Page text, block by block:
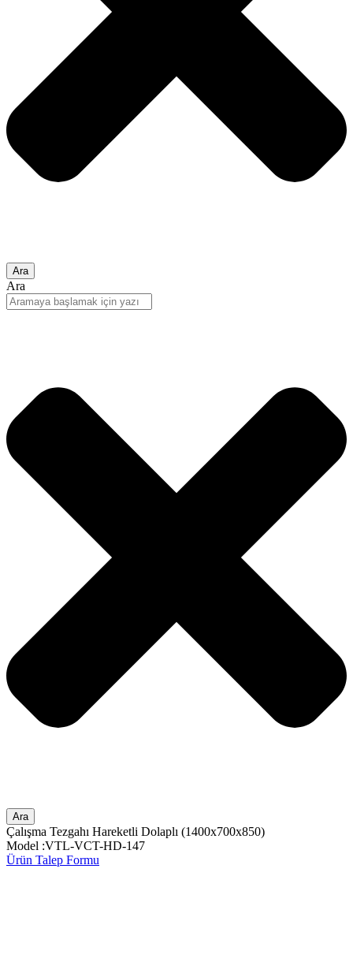
Ara
Ara
Ara
Çalışma Tezgahı Hareketli Dolaplı (1400x700x850)
Model :VTL-VCT-HD-147
Ürün Talep Formu